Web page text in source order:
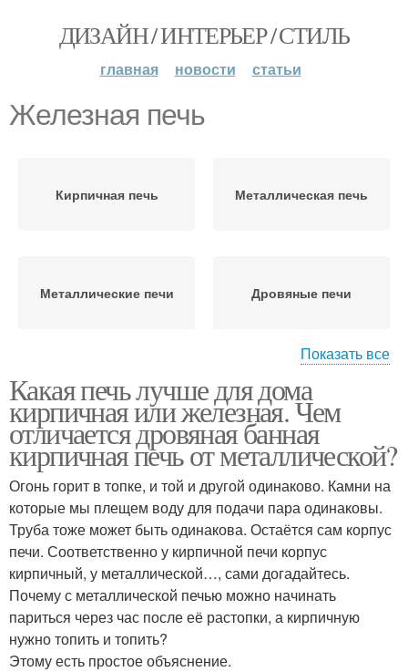
ДИЗАЙН / ИНТЕРЬЕР / СТИЛЬ
главная новости статьи
Железная печь
Кирпичная печь Металлическая печь
Металлические печи Дровяные печи
Кирпичные печи
Показать все
Какая печь лучше для дома
кирпичная или железная. Чем
отличается дровяная банная
кирпичная печь от металлической?
Огонь горит в топке, и той и другой одинаково. Камни на
которые мы плещем воду для подачи пара одинаковы.
Труба тоже может быть одинакова. Остаётся сам корпус
печи. Соответственно у кирпичной печи корпус
кирпичный, у металлической…, сами догадайтесь.
Почему с металлической печью можно начинать
париться через час после её растопки, а кирпичную
нужно топить и топить?
Этому есть простое объяснение.